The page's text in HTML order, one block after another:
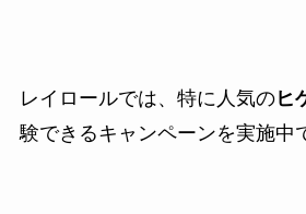
レイロールでは、特に人気のヒ
験できるキャンペーンを実施中